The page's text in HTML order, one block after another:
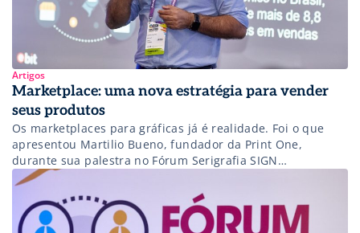
Artigos
Marketplace: uma nova estratégia para vender
seus produtos
Os marketplaces para gráficas já é realidade. Foi o que
apresentou Martilio Bueno, fundador da Print One,
durante sua palestra no Fórum Serigrafia SIGN
FutureTEXTIL. Esta plataforma permite o aumento das
vendas e o aumento da visibilidade da sua empresa. A
dica do especialista é aproveitar todas as oportunidades
que o marketplace oferece. “As empresas […]